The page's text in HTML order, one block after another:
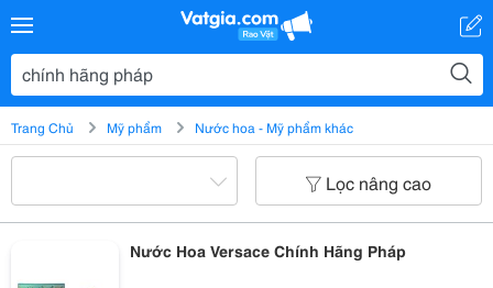
Trang Chủ Mỹ phẩm Nước hoa - Mỹ phẩm khác
Lọc nâng cao
Nước Hoa Versace Chính Hãng Pháp